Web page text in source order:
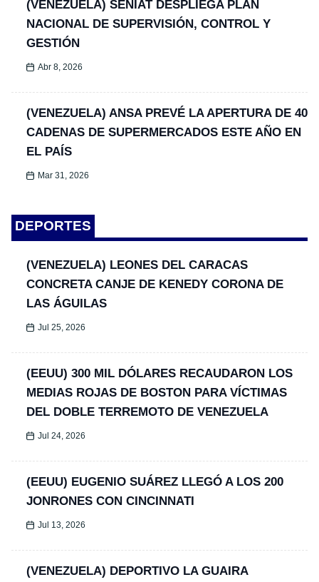
(VENEZUELA) SENIAT DESPLIEGA PLAN
NACIONAL DE SUPERVISIÓN, CONTROL Y
GESTIÓN
Abr 8, 2026
(VENEZUELA) ANSA PREVÉ LA APERTURA DE 40
CADENAS DE SUPERMERCADOS ESTE AÑO EN
EL PAÍS
Mar 31, 2026
DEPORTES
(VENEZUELA) LEONES DEL CARACAS
CONCRETA CANJE DE KENEDY CORONA DE
LAS ÁGUILAS
Jul 25, 2026
(EEUU) 300 MIL DÓLARES RECAUDARON LOS
MEDIAS ROJAS DE BOSTON PARA VÍCTIMAS
DEL DOBLE TERREMOTO DE VENEZUELA
Jul 24, 2026
(EEUU) EUGENIO SUÁREZ LLEGÓ A LOS 200
JONRONES CON CINCINNATI
Jul 13, 2026
(VENEZUELA) DEPORTIVO LA GUAIRA